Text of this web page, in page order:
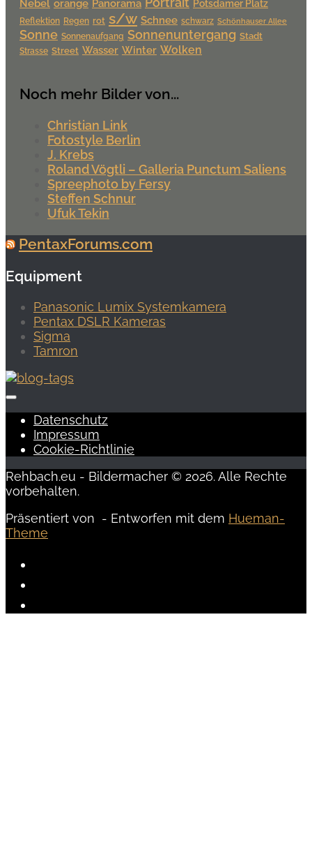
Nebel orange Panorama Potsdamer Platz
Reflektion Regen rot s/w Schnee schwarz Schönhauser Allee
Sonne Sonnenaufgang Sonnenuntergang Stadt
Strasse Street Wasser Winter Wolken
Noch mehr Bilder von...
Christian Link
Fotostyle Berlin
J. Krebs
Roland Vögtli – Galleria Punctum Saliens
Spreephoto by Fersy
Steffen Schnur
Ufuk Tekin
PentaxForums.com
Equipment
Panasonic Lumix Systemkamera
Pentax DSLR Kameras
Sigma
Tamron
Datenschutz
Impressum
Cookie-Richtlinie
Rehbach.eu - Bildermacher © 2026. Alle Rechte
vorbehalten.
Präsentiert von - Entworfen mit dem Hueman-
Theme